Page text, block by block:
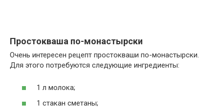
Простокваша по-монастырски
Очень интересен рецепт простокваши по-монастырски.
Для этого потребуются следующие ингредиенты:
1 л молока;
1 стакан сметаны;